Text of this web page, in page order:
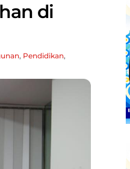
di
, Pendidikan,